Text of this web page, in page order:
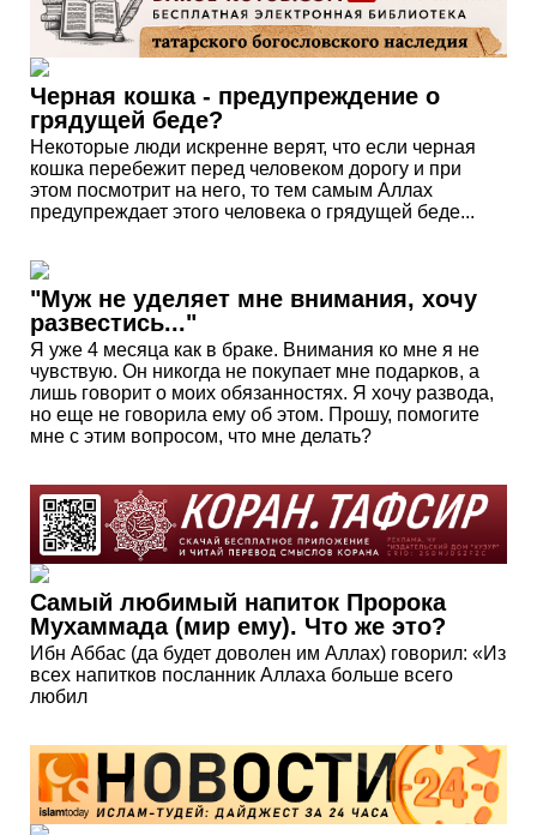
Черная кошка - предупреждение о
грядущей беде?
Некоторые люди искренне верят, что если черная
кошка перебежит перед человеком дорогу и при
этом посмотрит на него, то тем самым Аллах
предупреждает этого человека о грядущей беде...
"Муж не уделяет мне внимания, хочу
развестись..."
Я уже 4 месяца как в браке. Внимания ко мне я не
чувствую. Он никогда не покупает мне подарков, а
лишь говорит о моих обязанностях. Я хочу развода,
но еще не говорила ему об этом. Прошу, помогите
мне с этим вопросом, что мне делать?
Самый любимый напиток Пророка
Мухаммада (мир ему). Что же это?
Ибн Аббас (да будет доволен им Аллах) говорил: «Из
всех напитков посланник Аллаха больше всего
любил